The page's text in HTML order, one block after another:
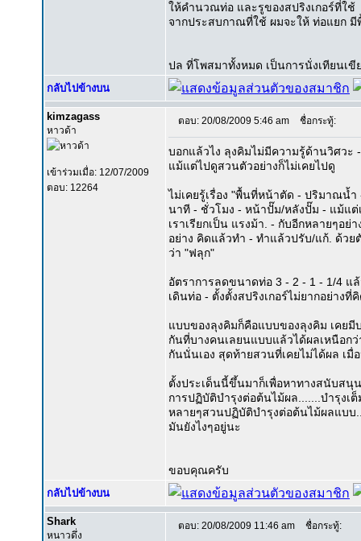
ให้คำนวณท่อ และรูของสปริงเกอร์ที่ใช้
จากประสบกาณที่ใช้ ผมจะให้ ท่อแยก
ปล ที่โพสมาทั้งหมด เป็นการนั่งเทียน
กลับไปข้างบน
kimzagass
หาวด้า
เข้าร่วมเมื่อ: 12/07/2009
ตอบ: 12264
ตอบ: 20/08/2009 5:46 am ชื่อกระทู้:
บอกแล้วไง ลุงคิมไม่มีความรู้ด้านวิศวะ
แม้แต่ไปดูสวนตัวอย่างก็ไม่เคยไปดู
ไม่เคยรู้เรื่อง "พื้นที่หน้าตัด - ปริมาณน้
นาที - ชั่วโมง - หน้าปั๊ม/หลังปั๊ม - แม้แต่
เราเรียกเป็น แรงม้า. - กับอีกหลายๆอ
อย่าง คิดแล้วทำ - ทำแล้วปรับ/แก้. ด้วย
ว่า "ฟลุก"
อัตราการลดขนาดท่อ 3 - 2 - 1 - 1/4 แ
เดินท่อ - ตั้งตั้งสปริงเกอร์ไม่ยากอย่างที่
แบบของลุงคิมก็คือแบบของลุงคิม เคย
กันที่บางคนเลยนแบบแล้วได้ผลเหนือก
กันนั่นเอง สุดท้ายสวนที่เคยไม่ได้ผล เมื่
ตั้งประเด็นนี้ขึ้นมาก็เพื่อหาทางสนับสนุ
การปฏิบัติบำรุงต่อต้นไม้ผล.......บำรุงเ
หลายๆสวนปฏิบัติบำรุงต่อต้นไม้ผลแบบ
มันยังไงๆอยู่นะ
ขอบคุณครับ
กลับไปข้างบน
Shark
หนาวดึ่ง
ตอบ: 20/08/2009 11:46 am ชื่อกระทู้: